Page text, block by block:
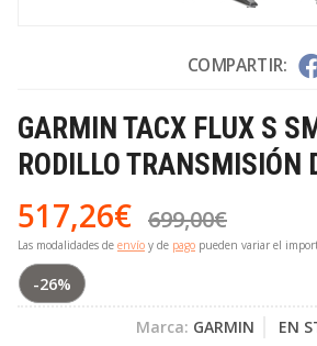
COMPARTIR:
GARMIN TACX FLUX S
RODILLO TRANSMISIÓN
517,26€ 699,00€
Las modalidades de envío y de pago pueden variar el
-26%
Marca: GARMIN EN